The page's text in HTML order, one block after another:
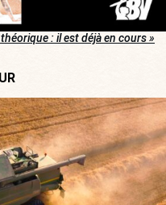
: il est déjà en cours »